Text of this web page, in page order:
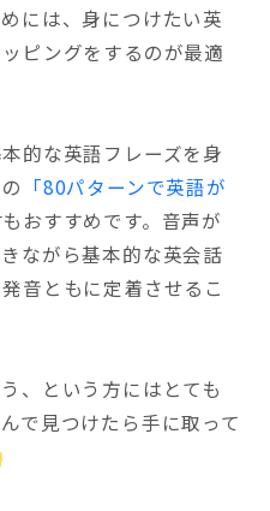
には、身につけたい英
ピングをするのが最適
的な英語フレーズを身
「80パターンで英語が
おすすめです。音声が
ながら基本的な英会話
音ともに定着させるこ
、という方にはとても
で見つけたら手に取って